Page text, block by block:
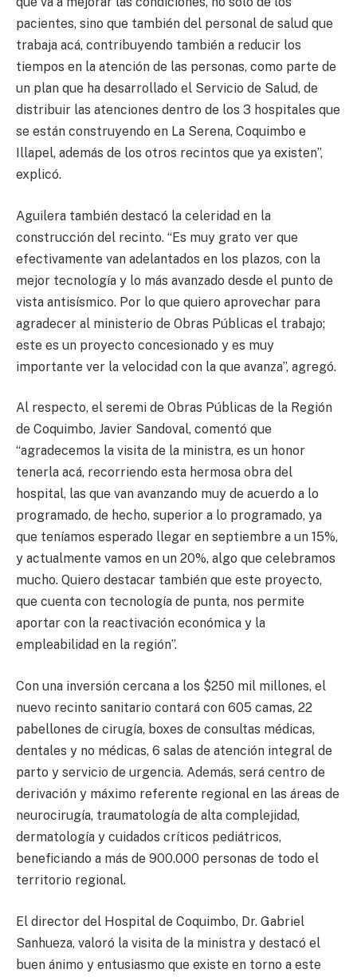
pacientes, sino que también del personal de salud que
trabaja acá, contribuyendo también a reducir los
tiempos en la atención de las personas, como parte de
un plan que ha desarrollado el Servicio de Salud, de
distribuir las atenciones dentro de los 3 hospitales que
se están construyendo en La Serena, Coquimbo e
Illapel, además de los otros recintos que ya existen”,
explicó.
Aguilera también destacó la celeridad en la
construcción del recinto. “Es muy grato ver que
efectivamente van adelantados en los plazos, con la
mejor tecnología y lo más avanzado desde el punto de
vista antisísmico. Por lo que quiero aprovechar para
agradecer al ministerio de Obras Públicas el trabajo;
este es un proyecto concesionado y es muy
importante ver la velocidad con la que avanza”, agregó.
Al respecto, el seremi de Obras Públicas de la Región
de Coquimbo, Javier Sandoval, comentó que
“agradecemos la visita de la ministra, es un honor
tenerla acá, recorriendo esta hermosa obra del
hospital, las que van avanzando muy de acuerdo a lo
programado, de hecho, superior a lo programado, ya
que teníamos esperado llegar en septiembre a un 15%,
y actualmente vamos en un 20%, algo que celebramos
mucho. Quiero destacar también que este proyecto,
que cuenta con tecnología de punta, nos permite
aportar con la reactivación económica y la
empleabilidad en la región”.
Con una inversión cercana a los $250 mil millones, el
nuevo recinto sanitario contará con 605 camas, 22
pabellones de cirugía, boxes de consultas médicas,
dentales y no médicas, 6 salas de atención integral de
parto y servicio de urgencia. Además, será centro de
derivación y máximo referente regional en las áreas de
neurocirugía, traumatología de alta complejidad,
dermatología y cuidados críticos pediátricos,
beneficiando a más de 900.000 personas de todo el
territorio regional.
El director del Hospital de Coquimbo, Dr. Gabriel
Sanhueza, valoró la visita de la ministra y destacó el
buen ánimo y entusiasmo que existe en torno a este